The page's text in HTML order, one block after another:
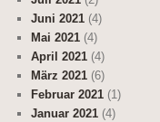
Juni 2021 (4)
Mai 2021 (4)
April 2021 (4)
März 2021 (6)
Februar 2021 (1)
Januar 2021 (4)